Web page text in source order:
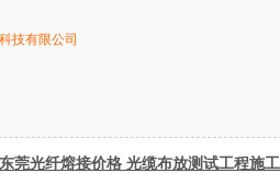
技有限公司
莞光纤熔接价格 光缆布放测试工程施